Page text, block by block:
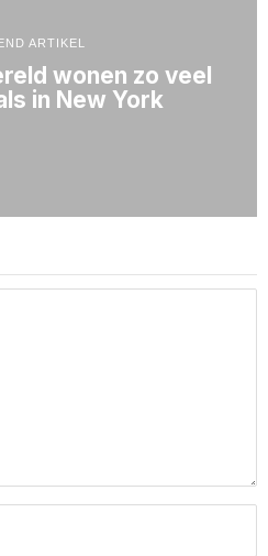
ARTIKEL
wonen zo veel
in New York